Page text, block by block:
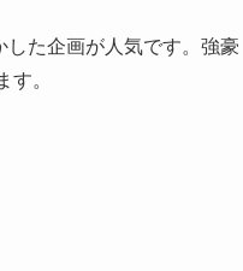
た企画が人気です。強豪
。